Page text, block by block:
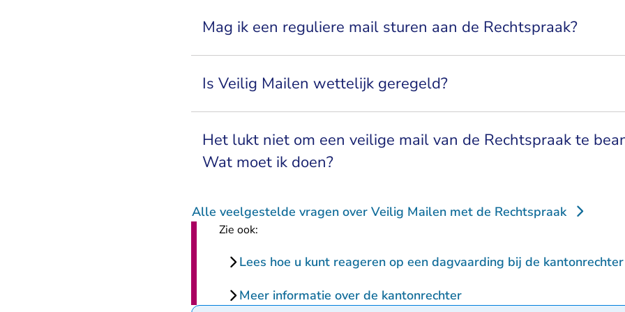
Mag ik een reguliere mail sturen aan de Rechtspraak?
Is Veilig Mailen wettelijk geregeld?
Het lukt niet om een veilige mail van de Rechtspraak te
Wat moet ik doen?
Alle veelgestelde vragen over Veilig Mailen met de Rechtspraak
Zie ook:
Lees hoe u kunt reageren op een dagvaarding bij de kantonrechter
Meer informatie over de kantonrechter